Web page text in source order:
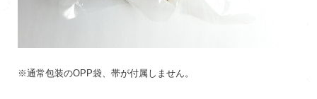
※通常包装のOPP袋、帯が付属しません。